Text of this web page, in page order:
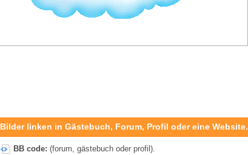
Bilder linken in Gästebuch, Forum, Profil oder eine Website.
BB code: (forum, gästebuch oder profil).